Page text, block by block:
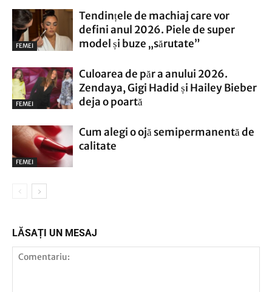
FEMEI
Tendințele de machiaj care vor
defini anul 2026. Piele de super
model și buze „sărutate”
FEMEI
Culoarea de păr a anului 2026.
Zendaya, Gigi Hadid și Hailey Bieber
deja o poartă
FEMEI
Cum alegi o ojă semipermanentă de
calitate
LĂSAȚI UN MESAJ